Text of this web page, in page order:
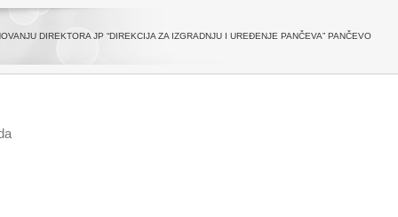
DIREKTORA JP “DIREKCIJA ZA IZGRADNJU I UREĐENJE PANČEVA” PANČEVO